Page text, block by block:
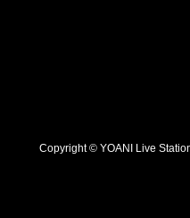
Copyright © YOANI Live